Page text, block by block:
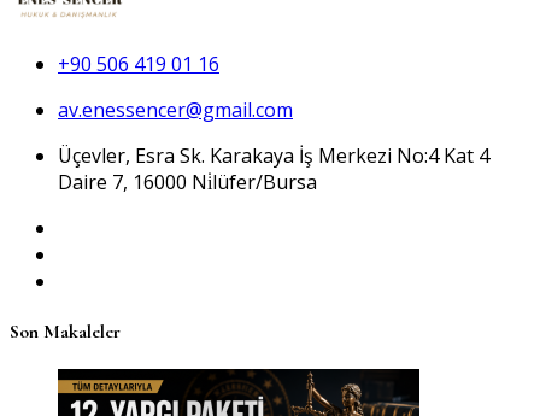
+90 506 419 01 16
av.enessencer@gmail.com
Üçevler, Esra Sk. Karakaya İş Merkezi No:4 Kat 4
Daire 7, 16000 Ni̇lüfer/Bursa
Son Makaleler